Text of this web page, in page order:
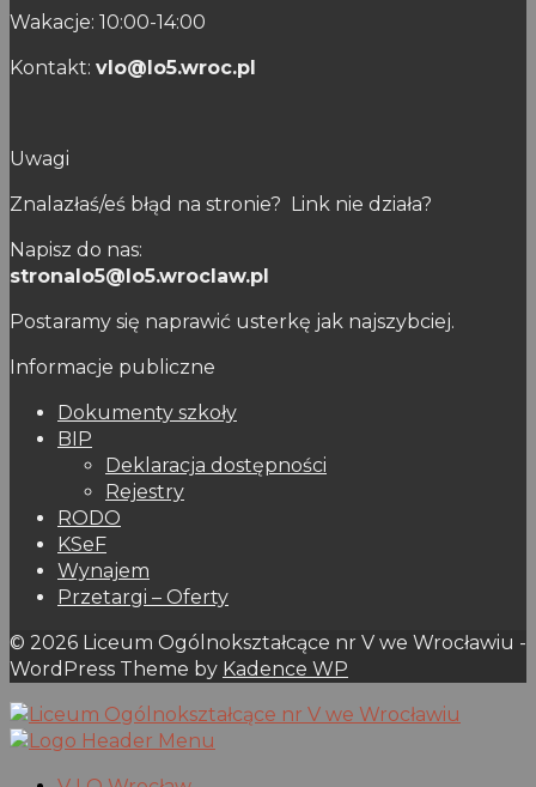
Wakacje: 10:00-14:00
Kontakt: vlo@lo5.wroc.pl
Uwagi
Znalazłaś/eś błąd na stronie? Link nie działa?
Napisz do nas:
stronalo5@lo5.wroclaw.pl
Postaramy się naprawić usterkę jak najszybciej.
Informacje publiczne
Dokumenty szkoły
BIP
Deklaracja dostępności
Rejestry
RODO
KSeF
Wynajem
Przetargi – Oferty
© 2026 Liceum Ogólnokształcące nr V we Wrocławiu -
WordPress Theme by Kadence WP